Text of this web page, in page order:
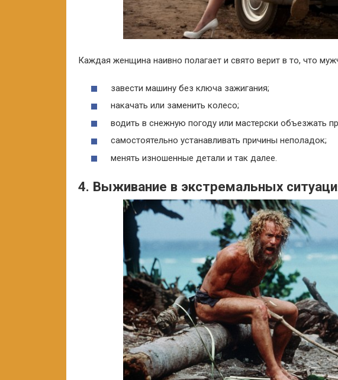
Каждая женщина наивно полагает и свято верит в то, что
завести машину без ключа зажигания;
накачать или заменить колесо;
водить в снежную погоду или мастерски объезжать
самостоятельно устанавливать причины неполадок;
менять изношенные детали и так далее.
4. Выживание в экстремальных